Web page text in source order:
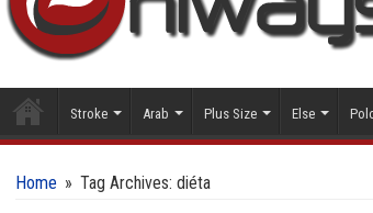
Stroke Arab Plus Size Else
Home » Tag Archives: diéta